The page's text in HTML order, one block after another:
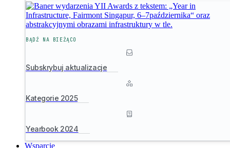
BĄDŹ NA BIEŻĄCO
Subskrybuj aktualizacje
Kategorie 2025
Yearbook 2024
Wsparcie